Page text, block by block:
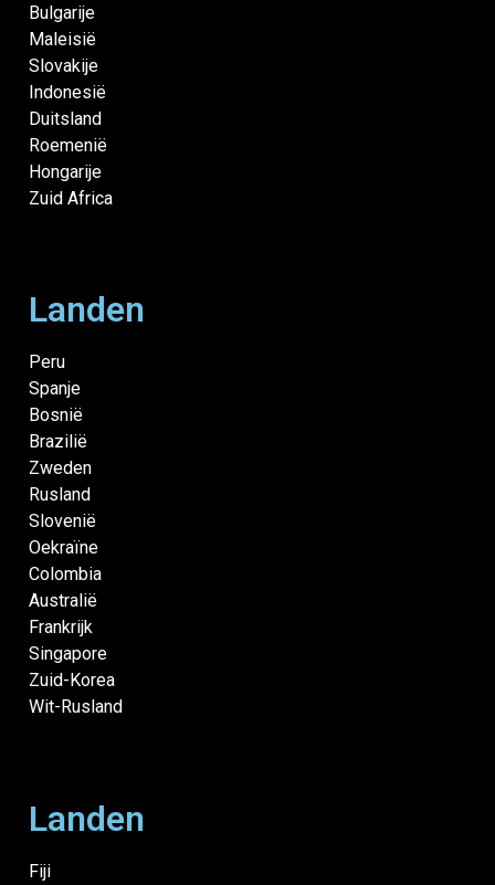
Bulgarije
Maleisië
Slovakije
Indonesië
Duitsland
Roemenië
Hongarije
Zuid Africa
Landen
Peru
Spanje
Bosnië
Brazilië
Zweden
Rusland
Slovenië
Oekraïne
Colombia
Australië
Frankrijk
Singapore
Zuid-Korea
Wit-Rusland
Landen
Fiji